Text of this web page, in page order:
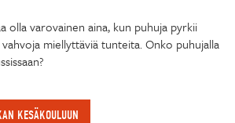
olla varovainen aina, kun puhuja pyrkii
miellyttäviä tunteita. Onko puhujalla
KESÄKOULUUN